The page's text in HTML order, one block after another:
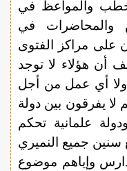
والمواعظ في
والمحاضرات في
على مراكز الفتوى
أن هؤلاء لا توجد
ولا أي عمل من أجل
لا يفرقون بين دولة
علمانية تحكم
جميع النميري
وإياهم موضوع